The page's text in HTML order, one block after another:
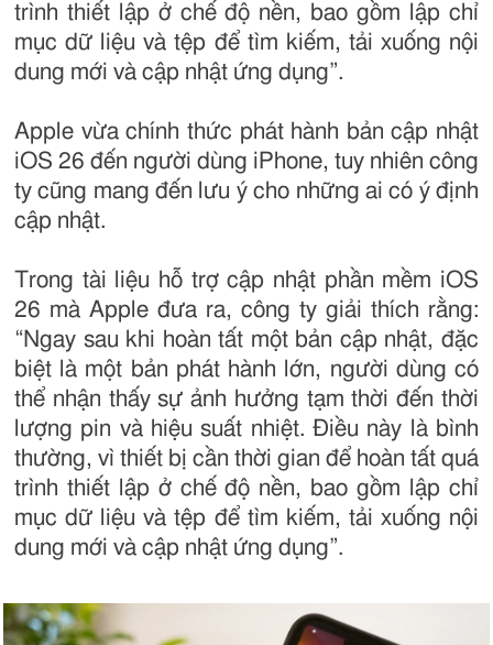
trình thiết lập ở chế độ nền, bao gồm lập chỉ
mục dữ liệu và tệp để tìm kiếm, tải xuống nội
dung mới và cập nhật ứng dụng”.
Apple vừa chính thức phát hành bản cập nhật
iOS 26 đến người dùng iPhone, tuy nhiên công
ty cũng mang đến lưu ý cho những ai có ý định
cập nhật.
Trong tài liệu hỗ trợ cập nhật phần mềm iOS
26 mà Apple đưa ra, công ty giải thích rằng:
“Ngay sau khi hoàn tất một bản cập nhật, đặc
biệt là một bản phát hành lớn, người dùng có
thể nhận thấy sự ảnh hưởng tạm thời đến thời
lượng pin và hiệu suất nhiệt. Điều này là bình
thường, vì thiết bị cần thời gian để hoàn tất quá
trình thiết lập ở chế độ nền, bao gồm lập chỉ
mục dữ liệu và tệp để tìm kiếm, tải xuống nội
dung mới và cập nhật ứng dụng”.